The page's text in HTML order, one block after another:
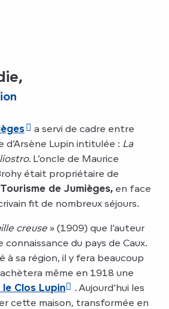
a servi de cadre entre
d’Arsène Lupin intitulée : La
. L’oncle de Maurice
était propriétaire de
de Jumièges, en face
fit de nombreux séjours.
creuse » (1909) que l’auteur
du pays de Caux.
sa région, il y fera beaucoup
même en 1918 une
le Clos Lupin
. Aujourd’hui les
cette maison, transformée en